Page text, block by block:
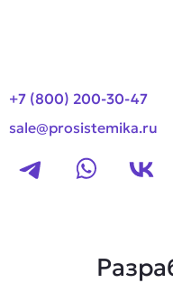
+7 (800) 200-30-47
sale@prosistemika.ru